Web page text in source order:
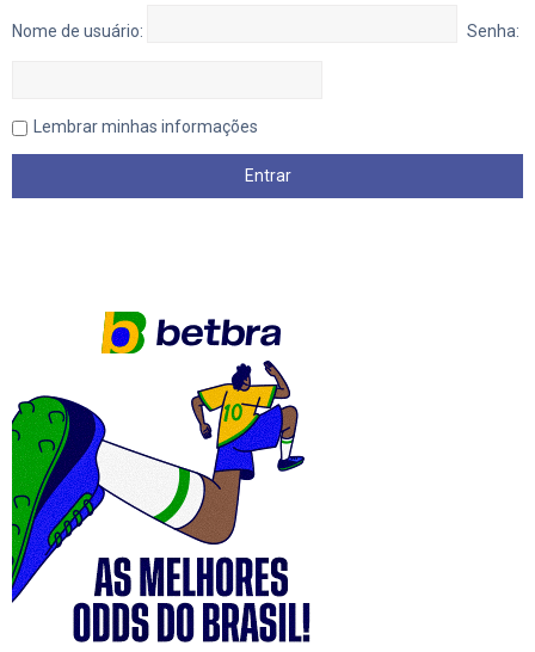
Nome de usuário: Senha:
Lembrar minhas informações